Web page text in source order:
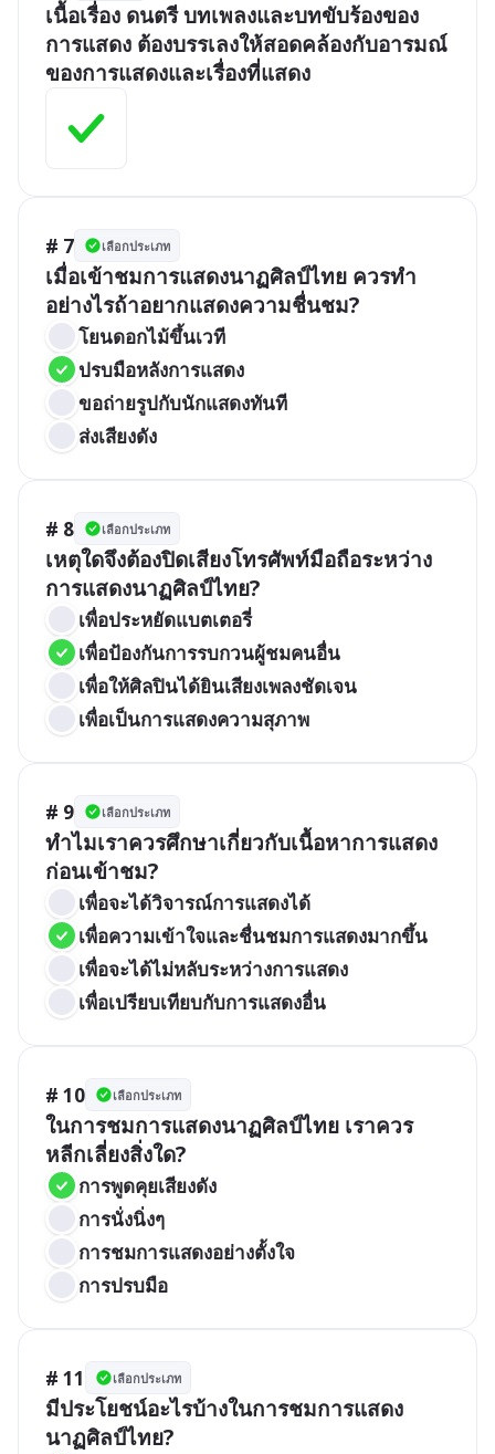
เนื้อเรื่อง ดนตรี บทเพลงและบทขับร้องของ
การแสดง ต้องบรรเลงให้สอดคล้องกับอารมณ์
ของการแสดงและเรื่องที่แสดง
# 7 เลือกประเภท
เมื่อเข้าชมการแสดงนาฏศิลป์ไทย ควรทำ
อย่างไรถ้าอยากแสดงความชื่นชม?
โยนดอกไม้ขึ้นเวที
ปรบมือหลังการแสดง
ขอถ่ายรูปกับนักแสดงทันที
ส่งเสียงดัง
# 8 เลือกประเภท
เหตุใดจึงต้องปิดเสียงโทรศัพท์มือถือระหว่าง
การแสดงนาฏศิลป์ไทย?
เพื่อประหยัดแบตเตอรี่
เพื่อป้องกันการรบกวนผู้ชมคนอื่น
เพื่อให้ศิลปินได้ยินเสียงเพลงชัดเจน
เพื่อเป็นการแสดงความสุภาพ
# 9 เลือกประเภท
ทำไมเราควรศึกษาเกี่ยวกับเนื้อหาการแสดง
ก่อนเข้าชม?
เพื่อจะได้วิจารณ์การแสดงได้
เพื่อความเข้าใจและชื่นชมการแสดงมากขึ้น
เพื่อจะได้ไม่หลับระหว่างการแสดง
เพื่อเปรียบเทียบกับการแสดงอื่น
# 10 เลือกประเภท
ในการชมการแสดงนาฏศิลป์ไทย เราควร
หลีกเลี่ยงสิ่งใด?
การพูดคุยเสียงดัง
การนั่งนิ่งๆ
การชมการแสดงอย่างตั้งใจ
การปรบมือ
# 11 เลือกประเภท
มีประโยชน์อะไรบ้างในการชมการแสดง
นาฏศิลป์ไทย?